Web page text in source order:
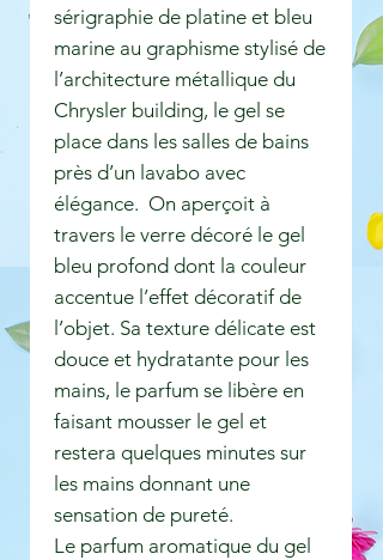
sérigraphie de platine et bleu
marine au graphisme stylisé de
l’architecture métallique du
Chrysler building, le gel se
place dans les salles de bains
près d’un lavabo avec
élégance. On aperçoit à
travers le verre décoré le gel
bleu profond dont la couleur
accentue l’effet décoratif de
l’objet. Sa texture délicate est
douce et hydratante pour les
mains, le parfum se libère en
faisant mousser le gel et
restera quelques minutes sur
les mains donnant une
sensation de pureté.
Le parfum aromatique du gel